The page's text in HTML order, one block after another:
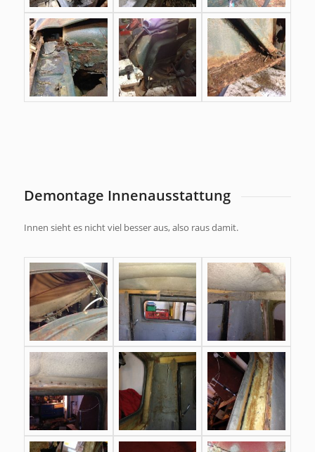
Demontage Innenausstattung
Innen sieht es nicht viel besser aus, also raus damit.